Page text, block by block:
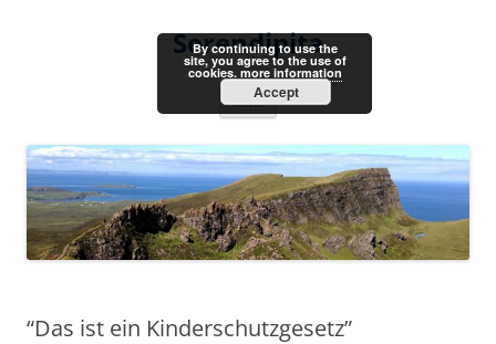
Serendipita
Menu
“Das ist ein Kinderschutzgesetz”
By continuing to use the
site, you agree to the use of
cookies. more information
Accept